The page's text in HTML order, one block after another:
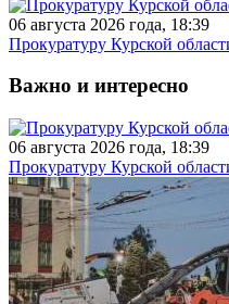
06 августа 2026 года, 18:39
Прокуратуру Курской
Важно и интересно
06 августа 2026 года, 18:39
Прокуратуру Курской